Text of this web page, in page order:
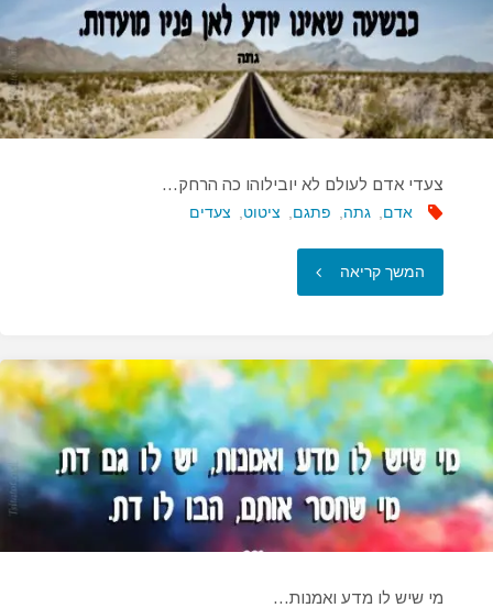
צעדי אדם לעולם לא יובילוהו כה הרחק…
אדם גתה פתגם ציטוט צעדים
המשך קריאה "צעדי
לעולם
לא
יובילוהו
כה
הרחק…"
מי שיש לו מדע ואמנות…